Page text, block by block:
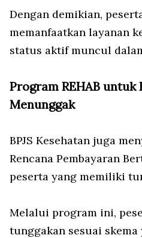
Dengan demikian,
memanfaatkan layanan
status aktif muncul
Program REHAB untuk
Menunggak
BPJS Kesehatan juga
Rencana Pembayaran
peserta yang memiliki
Melalui program ini,
tunggakan sesuai